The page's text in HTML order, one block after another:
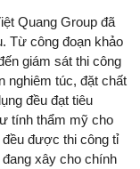
Quang Group đã
Từ công đoạn khảo
giám sát thi công
nghiêm túc, đặt chất
đều đạt tiêu
tính thẩm mỹ cho
được thi công tỉ
xây cho chính